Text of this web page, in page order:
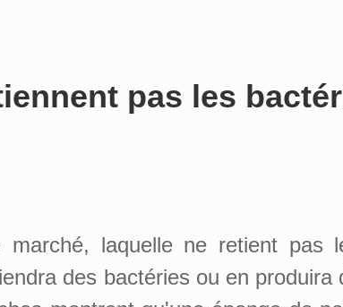
pas les
laquelle ne retient pas
des bactéries ou en